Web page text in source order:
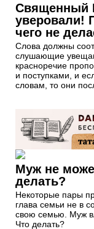
Священный
уверовали!
чего не
Слова должны
слушающие
красноречие
и поступками, и
словам, то они
Муж не
делать?
Некоторые пары
глава семьи не в
свою семью. Муж
Что делать?